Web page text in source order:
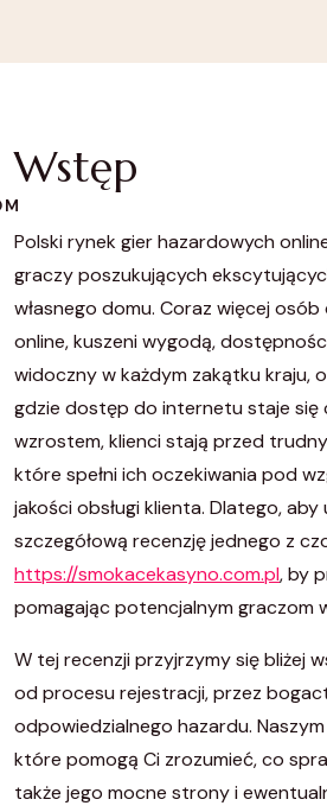
Wstęp
Polski rynek gier hazardowych
graczy poszukujących
własnego domu. Coraz więcej
online, kuszeni wygodą,
widoczny w każdym zakątku kraju,
gdzie dostęp do internetu staje się
wzrostem, klienci stają przed
które spełni ich oczekiwania pod
jakości obsługi klienta. Dlatego,
szczegółową recenzję jednego z
https://smokacekasyno.com.pl, by
pomagając potencjalnym graczom
W tej recenzji przyjrzymy się bliżej
od procesu rejestracji, przez
odpowiedzialnego hazardu.
które pomogą Ci zrozumieć, co
także jego mocne strony i